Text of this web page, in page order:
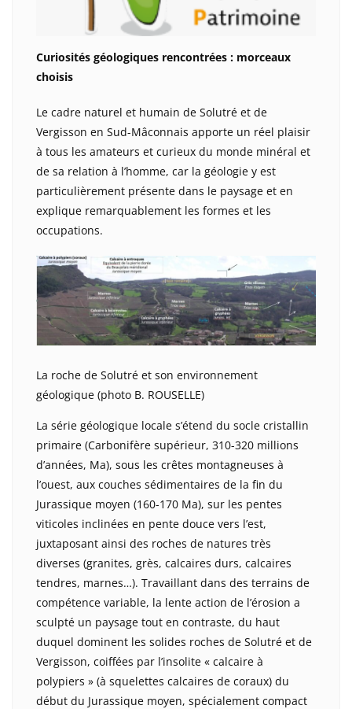
Curiosités géologiques rencontrées : morceaux
choisis
Le cadre naturel et humain de Solutré et de
Vergisson en Sud-Mâconnais apporte un réel plaisir
à tous les amateurs et curieux du monde minéral et
de sa relation à l’homme, car la géologie y est
particulièrement présente dans le paysage et en
explique remarquablement les formes et les
occupations.
La roche de Solutré et son environnement
géologique (photo B. ROUSELLE)
La série géologique locale s’étend du socle cristallin
primaire (Carbonifère supérieur, 310-320 millions
d’années, Ma), sous les crêtes montagneuses à
l’ouest, aux couches sédimentaires de la fin du
Jurassique moyen (160-170 Ma), sur les pentes
viticoles inclinées en pente douce vers l’est,
juxtaposant ainsi des roches de natures très
diverses (granites, grès, calcaires durs, calcaires
tendres, marnes…). Travaillant dans des terrains de
compétence variable, la lente action de l’érosion a
sculpté un paysage tout en contraste, du haut
duquel dominent les solides roches de Solutré et de
Vergisson, coiffées par l’insolite « calcaire à
polypiers » (à squelettes calcaires de coraux) du
début du Jurassique moyen, spécialement compact